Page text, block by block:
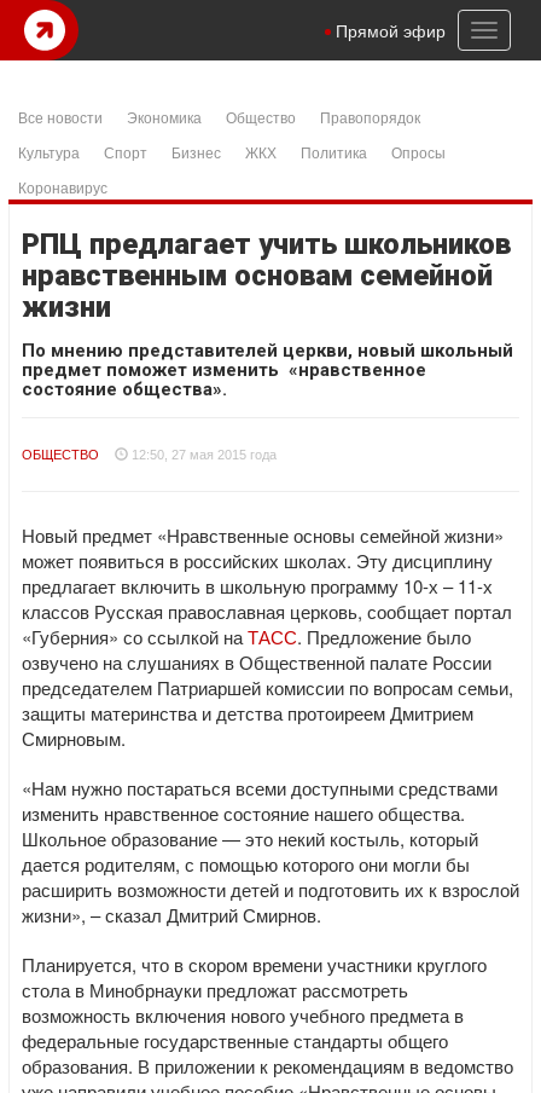
Toggle
Прямой эфир
Все новости Экономика Общество
Правопорядок
Культура
Спорт Бизнес ЖКХ Политика
Опросы
Коронавирус
РПЦ предлагает учить школьников
нравственным основам семейной
жизни
По мнению представителей церкви, новый школьный
предмет поможет изменить «нравственное
состояние общества».
ОБЩЕСТВО 12:50, 27 мая 2015 года
Новый предмет «Нравственные основы семейной жизни»
может появиться в российских школах. Эту дисциплину
предлагает включить в школьную программу 10-х – 11-х
классов Русская православная церковь, сообщает портал
«Губерния» со ссылкой наТАСС. Предложение было
озвучено на слушаниях в Общественной палате России
председателем Патриаршей комиссии по вопросам семьи,
защиты материнства и детства протоиреем Дмитрием
Смирновым.
«Нам нужно постараться всеми доступными средствами
изменить нравственное состояние нашего общества.
Школьное образование — это некий костыль, который
дается родителям, с помощью которого они могли бы
расширить возможности детей и подготовить их к взрослой
жизни», – сказал Дмитрий Смирнов.
Планируется, что в скором времени участники круглого
стола в Минобрнауки предложат рассмотреть
возможность включения нового учебного предмета в
федеральные государственные стандарты общего
образования. В приложении к рекомендациям в ведомство